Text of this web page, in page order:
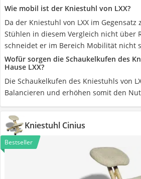
Wie mobil ist der Kniestuhl von LXX?
Da der Kniestuhl von LXX im
Stühlen in diesem Vergleich nicht über
schneidet er im Bereich Mobilität nicht
Wofür sorgen die Schaukelkufen des
Hause LXX?
Die Schaukelkufen des Kniestuhls von
Balancieren und erhöhen somit den
Kniestuhl Cinius
Bestseller